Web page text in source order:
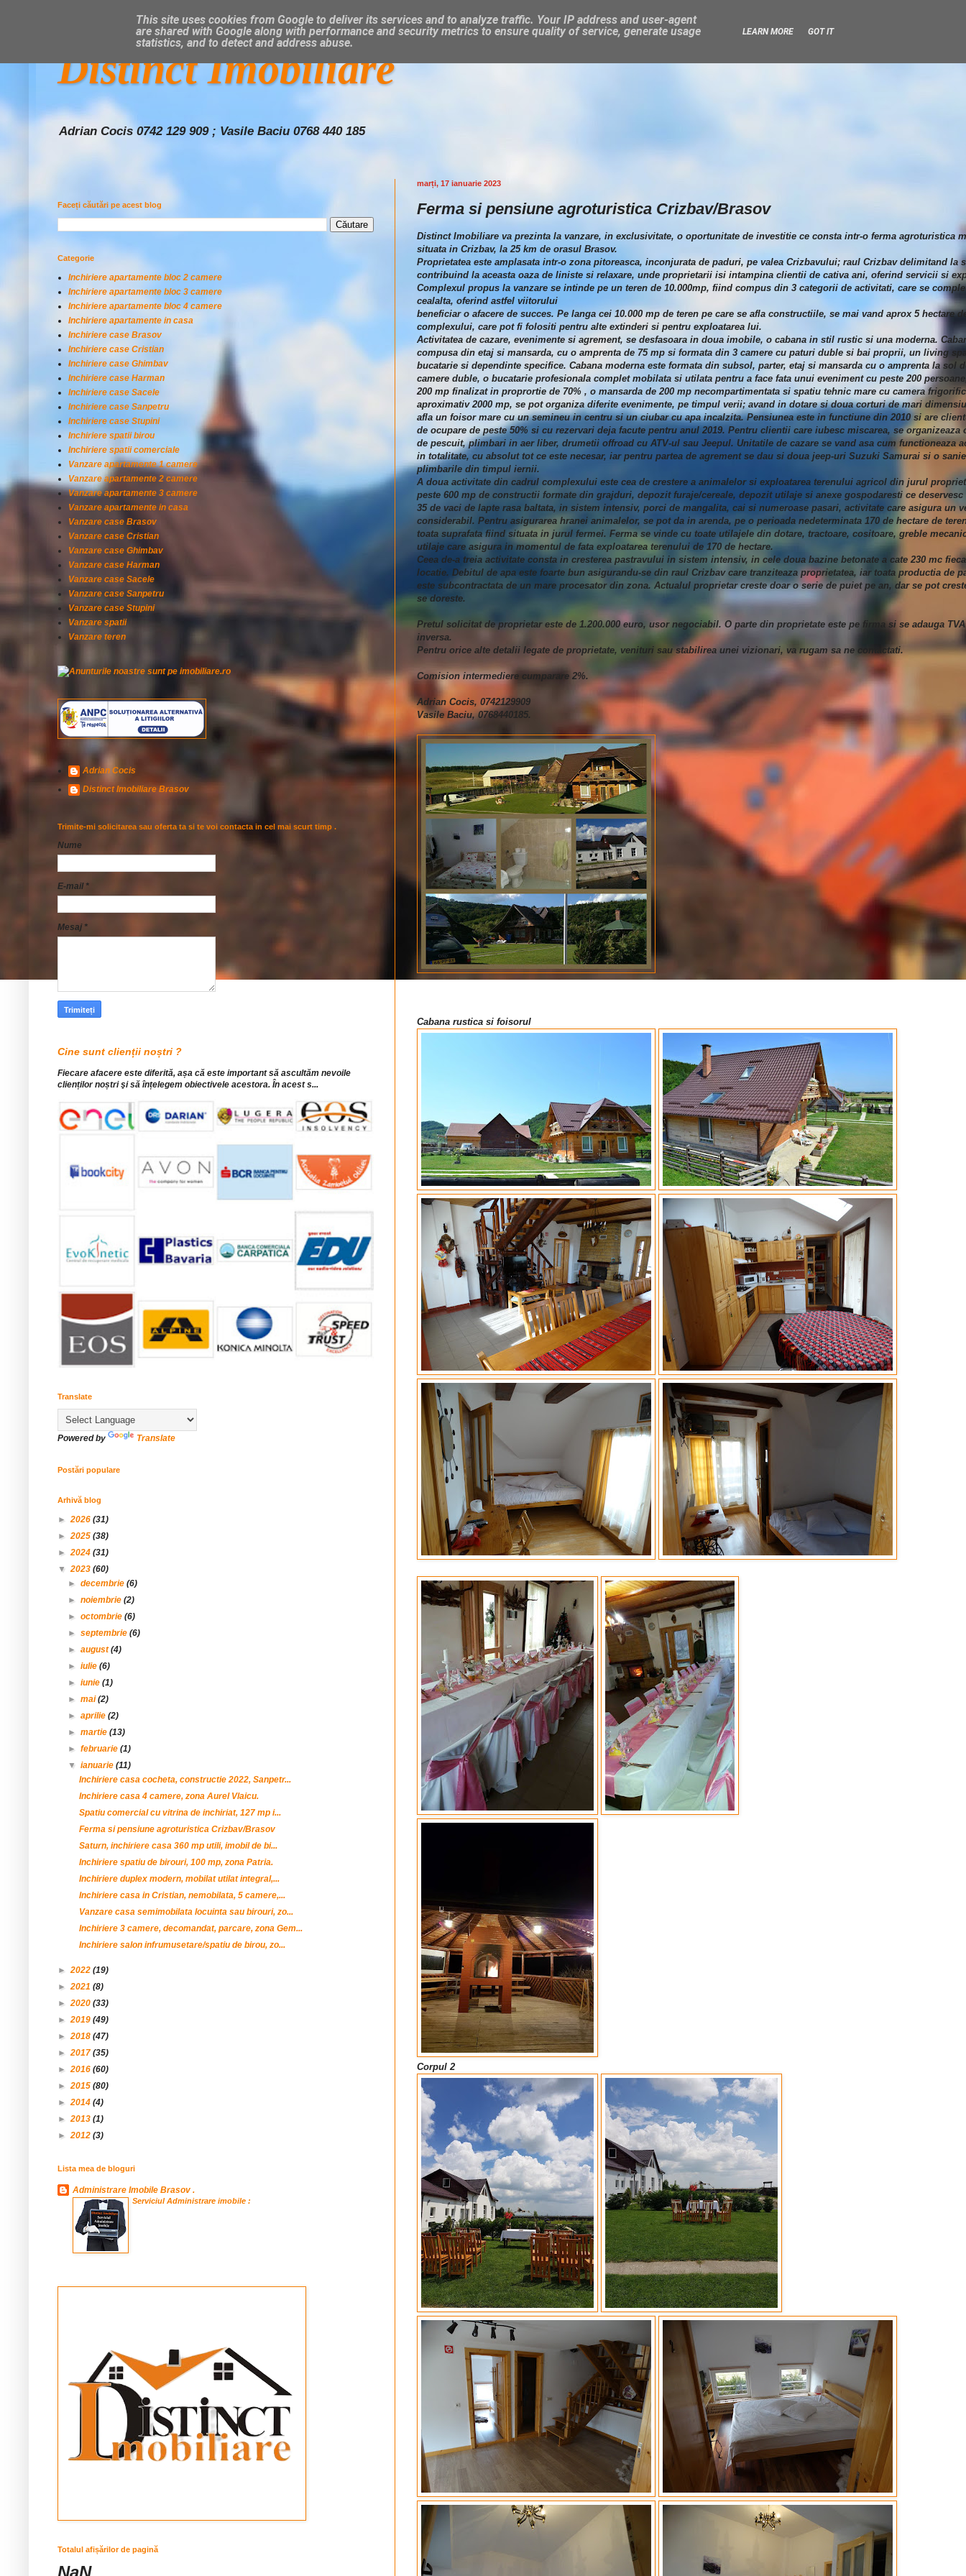
Distinct Imobiliare
Adrian Cocis 0742 129 909 ; Vasile Baciu 0768 440 185
marți, 17 ianuarie 2023
Ferma si pensiune agroturistica Crizbav/Brasov
Distinct Imobiliare va prezinta la vanzare, in exclusivitate, o oportunitate de investitie ce consta intr-o ferma agroturistica
situata in Crizbav, la 25 km de orasul Brasov.
Proprietatea este amplasata intr-o zona pitoreasca, inconjurata de paduri, pe valea Crizbavului; raul Crizbav delimitand la
contribuind la aceasta oaza de liniste si relaxare, unde proprietarii isi intampina clientii de cativa ani, oferind servicii si
Complexul propus la vanzare se intinde pe un teren de 10.000mp, fiind compus din 3 categorii de activitati, care se
cealalta, oferind astfel viitorului
beneficiar o afacere de succes. Pe langa cei 10.000 mp de teren pe care se afla constructiile, se mai vand aprox 5 hectare
complexului, care pot fi folositi pentru alte extinderi si pentru exploatarea lui.
Activitatea de cazare, evenimente si agrement, se desfasoara in doua imobile, o cabana in stil rustic si una moderna.
compusa din etaj si mansarda, cu o amprenta de 75 mp si formata din 3 camere cu paturi duble si bai proprii, un living
bucatarie si dependinte specifice. Cabana moderna este formata din subsol, parter, etaj si mansarda cu o amprenta la sol
camere duble, o bucatarie profesionala complet mobilata si utilata pentru a face fata unui eveniment cu peste 200
200 mp finalizat in proprortie de 70% , o mansarda de 200 mp necompartimentata si spatiu tehnic mare cu camera
aproximativ 2000 mp, se pot organiza diferite evenimente, pe timpul verii; avand in dotare si doua corturi de mari
afla un foisor mare cu un semineu in centru si un ciubar cu apa incalzita. Pensiunea este in functiune din 2010 si are
de ocupare de peste 50% si cu rezervari deja facute pentru anul 2019. Pentru clientii care iubesc miscarea, se organizeaza
de pescuit, plimbari in aer liber, drumetii offroad cu ATV-ul sau Jeepul. Unitatile de cazare se vand asa cum functioneaza
in totalitate, cu absolut tot ce este necesar, iar pentru partea de agrement se dau si doua jeep-uri Suzuki Samurai si o
plimbarile din timpul iernii.
A doua activitate din cadrul complexului este cea de crestere a animalelor si exploatarea terenului agricol din jurul
peste 600 mp de constructii formate din grajduri, depozit furaje/cereale, depozit utilaje si anexe gospodaresti ce deservesc
35 de vaci de lapte rasa baltata, in sistem intensiv, porci de mangalita, cai si numeroase pasari, activitate care asigura un
considerabil. Pentru asigurarea hranei animalelor, se pot da in arenda, pe o perioada nedeterminata 170 de hectare de
toata suprafata fiind situata in jurul fermei. Ferma se vinde cu toate utilajele din dotare, tractoare, cositoare, greble
utilaje care asigura in momentul de fata exploatarea terenului de 170 de hectare.
Ceea de-a treia activitate consta in cresterea pastravului in sistem intensiv, in cele doua bazine betonate a cate 230 mc
locatie. Debitul de apa este foarte bun asigurandu-se din raul Crizbav care tranziteaza proprietatea, iar toata productia de
este subcontractata de un mare procesator din zona. Actualul proprietar creste doar o serie de puiet pe an, dar se pot
se doreste.
Pretul solicitat de proprietar este de 1.200.000 euro, usor negociabil. O parte din proprietate este pe firma si se adauga
inversa.
Pentru orice alte detalii legate de proprietate, venituri sau stabilirea unei vizionari, va rugam sa ne contactati.
Comision intermediere cumparare 2%.
Adrian Cocis, 0742129909
Vasile Baciu, 0768440185.
Cabana rustica si foisorul
Corpul 2
Faceți căutări pe acest blog
Categorie
Inchiriere apartamente bloc 2 camere
Inchiriere apartamente bloc 3 camere
Inchiriere apartamente bloc 4 camere
Inchiriere apartamente in casa
Inchiriere case Brasov
Inchiriere case Cristian
Inchiriere case Ghimbav
Inchiriere case Harman
Inchiriere case Sacele
Inchiriere case Sanpetru
Inchiriere case Stupini
Inchiriere spatii birou
Inchiriere spatii comerciale
Vanzare apartamente 1 camere
Vanzare apartamente 2 camere
Vanzare apartamente 3 camere
Vanzare apartamente in casa
Vanzare case Brasov
Vanzare case Cristian
Vanzare case Ghimbav
Vanzare case Harman
Vanzare case Sacele
Vanzare case Sanpetru
Vanzare case Stupini
Vanzare spatii
Vanzare teren
Adrian Cocis
Distinct Imobiliare Brasov
Trimite-mi solicitarea sau oferta ta si te voi contacta in cel mai scurt timp .
Nume
E-mail *
Mesaj *
Cine sunt clienții noștri ?
Fiecare afacere este diferită, așa că este important să ascultăm nevoile
clienților noștri şi să înțelegem obiectivele acestora. În acest s...
Translate
Powered by Translate
Postări populare
Arhivă blog
►2026 (31)
►2025 (38)
►2024 (31)
▼2023 (60)
►decembrie(6)
►noiembrie(2)
►octombrie(6)
►septembrie(6)
►august(4)
►iulie(6)
►iunie(1)
►mai(2)
►aprilie(2)
►martie(13)
►februarie(1)
▼ianuarie(11)
Inchiriere casa cocheta, constructie 2022, Sanpetr...
Inchiriere casa 4 camere, zona Aurel Vlaicu.
Spatiu comercial cu vitrina de inchiriat, 127 mp i...
Ferma si pensiune agroturistica Crizbav/Brasov
Saturn, inchiriere casa 360 mp utili, imobil de bi...
Inchiriere spatiu de birouri, 100 mp, zona Patria.
Inchiriere duplex modern, mobilat utilat integral,...
Inchiriere casa in Cristian, nemobilata, 5 camere,...
Vanzare casa semimobilata locuinta sau birouri, zo...
Inchiriere 3 camere, decomandat, parcare, zona Gem...
Inchiriere salon infrumusetare/spatiu de birou, zo...
►2022 (19)
►2021 (8)
►2020 (33)
►2019 (49)
►2018 (47)
►2017 (35)
►2016 (60)
►2015 (80)
►2014 (4)
►2013 (1)
►2012 (3)
Lista mea de bloguri
Administrare Imobile Brasov .
Serviciul Administrare imobile :
Totalul afișărilor de pagină
This site uses cookies from Google to deliver its services and to analyze traffic. Your IP address and user-agent
are shared with Google along with performance and security metrics to ensure quality of service, generate usage
statistics, and to detect and address abuse.
LEARN MORE GOT IT